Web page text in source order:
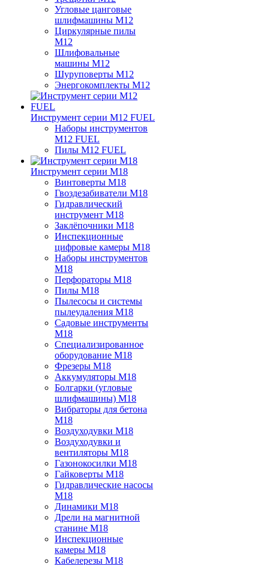
Угловые цанговые
шлифмашины M12
Циркулярные пилы
M12
Шлифовальные
машины M12
Шуруповерты M12
Энергокомплекты M12
Инструмент серии M12 FUEL
Наборы инструментов
M12 FUEL
Пилы M12 FUEL
Инструмент серии M18
Винтоверты M18
Гвоздезабиватели M18
Гидравлический
инструмент M18
Заклёпочники M18
Инспекционные
цифровые камеры M18
Наборы инструментов
M18
Перфораторы M18
Пилы M18
Пылесосы и системы
пылеудаления M18
Садовые инструменты
M18
Специализированное
оборудование M18
Фрезеры M18
Аккумуляторы M18
Болгарки (угловые
шлифмашины) M18
Вибраторы для бетона
M18
Воздуходувки M18
Воздуходувки и
вентиляторы M18
Газонокосилки M18
Гайковерты M18
Гидравлические насосы
M18
Динамики M18
Дрели на магнитной
станине M18
Инспекционные
камеры M18
Кабелерезы M18